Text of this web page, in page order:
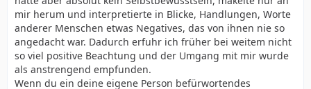
mir herum und interpretierte in Blicke, Handlungen, Worte
anderer Menschen etwas Negatives, das von ihnen nie so
angedacht war. Dadurch erfuhr ich früher bei weitem nicht
so viel positive Beachtung und der Umgang mit mir wurde
als anstrengend empfunden.
Wenn du ein deine eigene Person befürwortendes